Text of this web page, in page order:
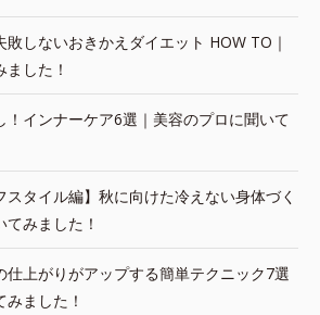
しないおきかえダイエット HOW TO｜
した！
！インナーケア6選｜美容のプロに聞いて
スタイル編】秋に向けた冷えない身体づく
みました！
仕上がりがアップする簡単テクニック7選
みました！